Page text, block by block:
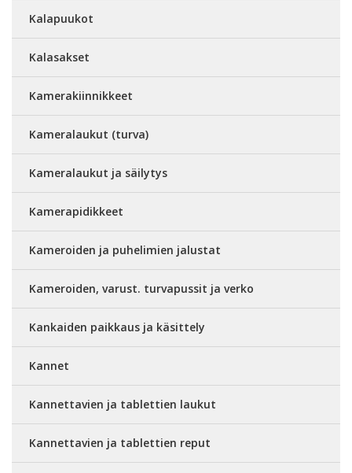
Kalapuukot
Kalasakset
Kamerakiinnikkeet
Kameralaukut (turva)
Kameralaukut ja säilytys
Kamerapidikkeet
Kameroiden ja puhelimien jalustat
Kameroiden, varust. turvapussit ja verko
Kankaiden paikkaus ja käsittely
Kannet
Kannettavien ja tablettien laukut
Kannettavien ja tablettien reput